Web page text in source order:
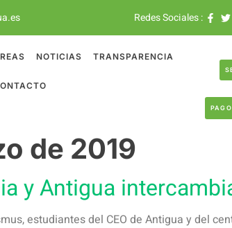
Redes Sociales :
NOTICIAS TRANSPARENCIA
de 2019
y Antigua
estudiantes del CEO de Antigua y del